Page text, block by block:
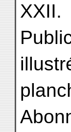
XXII.